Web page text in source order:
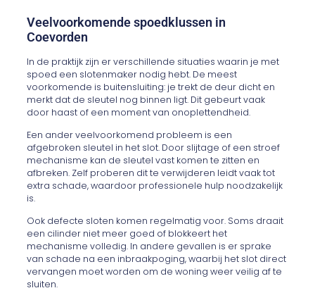
Veelvoorkomende spoedklussen in
Coevorden
In de praktijk zijn er verschillende situaties waarin je met
spoed een slotenmaker nodig hebt. De meest
voorkomende is buitensluiting: je trekt de deur dicht en
merkt dat de sleutel nog binnen ligt. Dit gebeurt vaak
door haast of een moment van onoplettendheid.
Een ander veelvoorkomend probleem is een
afgebroken sleutel in het slot. Door slijtage of een stroef
mechanisme kan de sleutel vast komen te zitten en
afbreken. Zelf proberen dit te verwijderen leidt vaak tot
extra schade, waardoor professionele hulp noodzakelijk
is.
Ook defecte sloten komen regelmatig voor. Soms draait
een cilinder niet meer goed of blokkeert het
mechanisme volledig. In andere gevallen is er sprake
van schade na een inbraakpoging, waarbij het slot direct
vervangen moet worden om de woning weer veilig af te
sluiten.